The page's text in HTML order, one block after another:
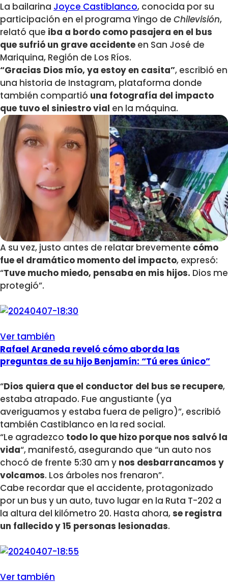
La bailarina Joyce Castiblanco, conocida por su
participación en el programa Yingo de Chilevisión,
relató que iba a bordo como pasajera en el bus
que sufrió un grave accidente en San José de
Mariquina, Región de Los Ríos.
“Gracias Dios mío, ya estoy en casita”, escribió en
una historia de Instagram, plataforma donde
también compartió una fotografía del impacto
que tuvo el siniestro vial en la máquina.
A su vez, justo antes de relatar brevemente cómo
fue el dramático momento del impacto, expresó:
“Tuve mucho miedo, pensaba en mis hijos. Dios me
protegió”.
Ver también
Rafael Araneda reveló cómo aborda las
preguntas de su hijo Benjamín: “Tú eres único”
“Dios quiera que el conductor del bus se recupere,
estaba atrapado. Fue angustiante (ya
averiguamos y estaba fuera de peligro)”, escribió
también Castiblanco en la red social.
“Le agradezco todo lo que hizo porque nos salvó la
vida“, manifestó, asegurando que “un auto nos
chocó de frente 5:30 am y nos desbarrancamos y
volcamos. Los árboles nos frenaron”.
Cabe recordar que el accidente, protagonizado
por un bus y un auto, tuvo lugar en la Ruta T-202 a
la altura del kilómetro 20. Hasta ahora,se registra
un fallecido y 15 personas lesionadas.
Ver también